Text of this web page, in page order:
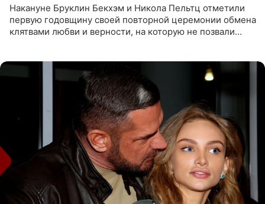
Накануне Бруклин Бекхэм и Никола Пельтц отметили
первую годовщину своей повторной церемонии обмена
клятвами любви и верности, на которую не позвали